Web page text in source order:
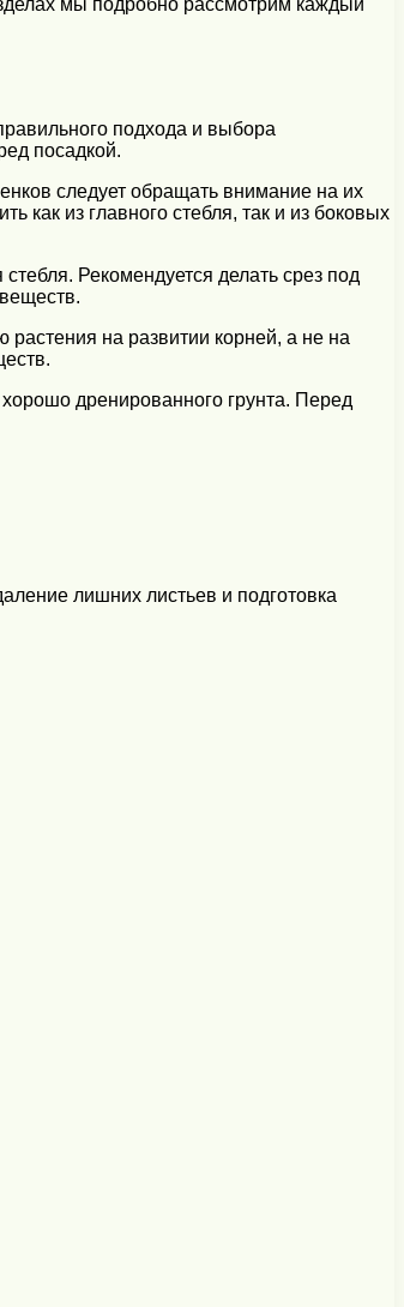
мы подробно рассмотрим каждый
подхода и выбора
посадкой.
следует обращать внимание на их
из главного стебля, так и из боковых
Рекомендуется делать срез под
растения на развитии корней, а не на
дренированного грунта. Перед
лишних листьев и подготовка